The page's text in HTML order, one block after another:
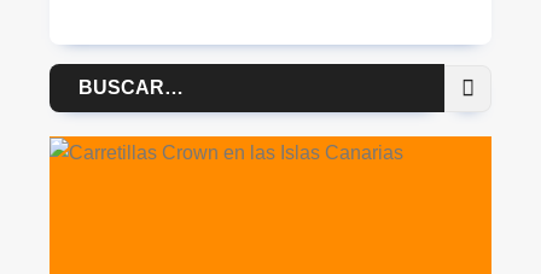
Buscar
por: